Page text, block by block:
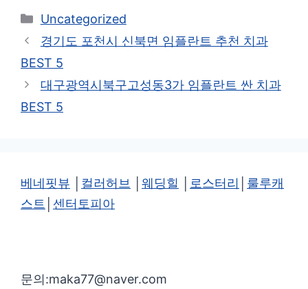
카
테
리
Uncategorized
경기도 포천시 신북면 임플란트 추천 치과
BEST 5
대구광역시북구고성동3가 임플란트 싼 치과
BEST 5
베네핏뷰 컬러허브 웨딩힐 로스터리
룰루캐
스트
센터토피아
문의:maka77@naver.com